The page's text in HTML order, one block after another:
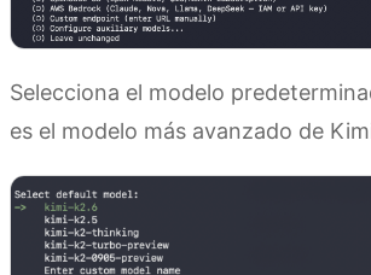
Selecciona el modelo
es el modelo más avanzado de